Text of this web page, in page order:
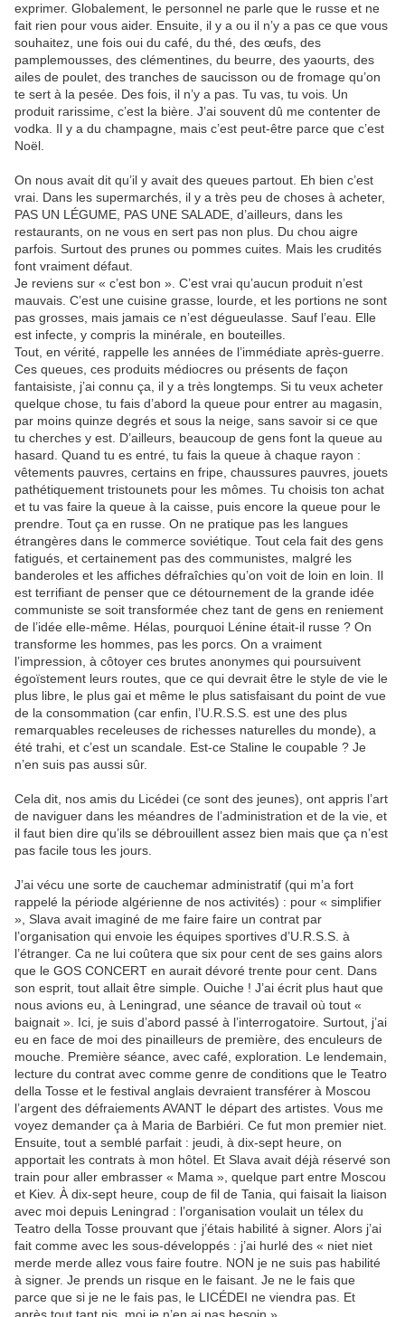
exprimer. Globalement, le personnel ne parle que le russe et ne
fait rien pour vous aider. Ensuite, il y a ou il n’y a pas ce que vous
souhaitez, une fois oui du café, du thé, des œufs, des
pamplemousses, des clémentines, du beurre, des yaourts, des
ailes de poulet, des tranches de saucisson ou de fromage qu’on
te sert à la pesée. Des fois, il n’y a pas. Tu vas, tu vois. Un
produit rarissime, c’est la bière. J’ai souvent dû me contenter de
vodka. Il y a du champagne, mais c’est peut-être parce que c’est
Noël.
On nous avait dit qu’il y avait des queues partout. Eh bien c’est
vrai. Dans les supermarchés, il y a très peu de choses à acheter,
PAS UN LÉGUME, PAS UNE SALADE, d’ailleurs, dans les
restaurants, on ne vous en sert pas non plus. Du chou aigre
parfois. Surtout des prunes ou pommes cuites. Mais les crudités
font vraiment défaut.
Je reviens sur « c’est bon ». C’est vrai qu’aucun produit n’est
mauvais. C’est une cuisine grasse, lourde, et les portions ne sont
pas grosses, mais jamais ce n’est dégueulasse. Sauf l’eau. Elle
est infecte, y compris la minérale, en bouteilles.
Tout, en vérité, rappelle les années de l’immédiate après-guerre.
Ces queues, ces produits médiocres ou présents de façon
fantaisiste, j’ai connu ça, il y a très longtemps. Si tu veux acheter
quelque chose, tu fais d’abord la queue pour entrer au magasin,
par moins quinze degrés et sous la neige, sans savoir si ce que
tu cherches y est. D’ailleurs, beaucoup de gens font la queue au
hasard. Quand tu es entré, tu fais la queue à chaque rayon :
vêtements pauvres, certains en fripe, chaussures pauvres, jouets
pathétiquement tristounets pour les mômes. Tu choisis ton achat
et tu vas faire la queue à la caisse, puis encore la queue pour le
prendre. Tout ça en russe. On ne pratique pas les langues
étrangères dans le commerce soviétique. Tout cela fait des gens
fatigués, et certainement pas des communistes, malgré les
banderoles et les affiches défraîchies qu’on voit de loin en loin. Il
est terrifiant de penser que ce détournement de la grande idée
communiste se soit transformée chez tant de gens en reniement
de l’idée elle-même. Hélas, pourquoi Lénine était-il russe ? On
transforme les hommes, pas les porcs. On a vraiment
l’impression, à côtoyer ces brutes anonymes qui poursuivent
égoïstement leurs routes, que ce qui devrait être le style de vie le
plus libre, le plus gai et même le plus satisfaisant du point de vue
de la consommation (car enfin, l’U.R.S.S. est une des plus
remarquables receleuses de richesses naturelles du monde), a
été trahi, et c’est un scandale. Est-ce Staline le coupable ? Je
n’en suis pas aussi sûr.
Cela dit, nos amis du Licédei (ce sont des jeunes), ont appris l’art
de naviguer dans les méandres de l’administration et de la vie, et
il faut bien dire qu’ils se débrouillent assez bien mais que ça n’est
pas facile tous les jours.
J’ai vécu une sorte de cauchemar administratif (qui m’a fort
rappelé la période algérienne de nos activités) : pour « simplifier
», Slava avait imaginé de me faire faire un contrat par
l’organisation qui envoie les équipes sportives d’U.R.S.S. à
l’étranger. Ca ne lui coûtera que six pour cent de ses gains alors
que le GOS CONCERT en aurait dévoré trente pour cent. Dans
son esprit, tout allait être simple. Ouiche ! J’ai écrit plus haut que
nous avions eu, à Leningrad, une séance de travail où tout «
baignait ». Ici, je suis d’abord passé à l’interrogatoire. Surtout, j’ai
eu en face de moi des pinailleurs de première, des enculeurs de
mouche. Première séance, avec café, exploration. Le lendemain,
lecture du contrat avec comme genre de conditions que le Teatro
della Tosse et le festival anglais devraient transférer à Moscou
l’argent des défraiements AVANT le départ des artistes. Vous me
voyez demander ça à Maria de Barbiéri. Ce fut mon premier niet.
Ensuite, tout a semblé parfait : jeudi, à dix-sept heure, on
apportait les contrats à mon hôtel. Et Slava avait déjà réservé son
train pour aller embrasser « Mama », quelque part entre Moscou
et Kiev. À dix-sept heure, coup de fil de Tania, qui faisait la liaison
avec moi depuis Leningrad : l’organisation voulait un télex du
Teatro della Tosse prouvant que j’étais habilité à signer. Alors j’ai
fait comme avec les sous-développés : j’ai hurlé des « niet niet
merde merde allez vous faire foutre. NON je ne suis pas habilité
à signer. Je prends un risque en le faisant. Je ne le fais que
parce que si je ne le fais pas, le LICÉDEI ne viendra pas. Et